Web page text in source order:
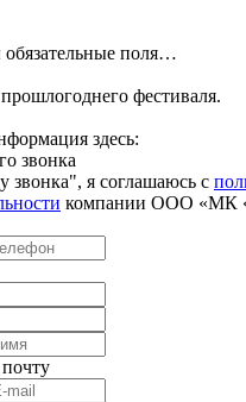
поля…
фестиваля.
здесь:
звонка
я соглашаюсь с
компании ООО «МК